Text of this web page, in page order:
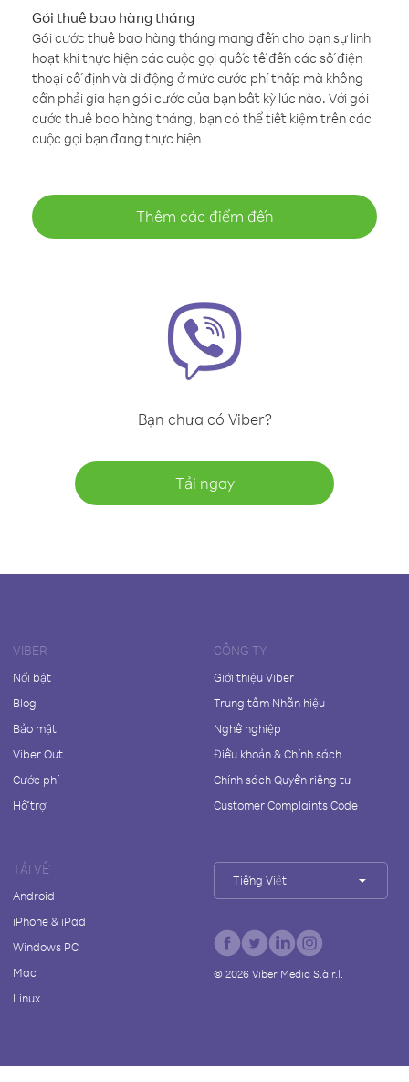
Gói thuê bao hàng tháng
Gói cước thuê bao hàng tháng mang đến cho bạn sự linh
hoạt khi thực hiện các cuộc gọi quốc tế đến các số điện
thoại cố định và di động ở mức cước phí thấp mà không
cần phải gia hạn gói cước của bạn bất kỳ lúc nào. Với gói
cước thuê bao hàng tháng, bạn có thể tiết kiệm trên các
cuộc gọi bạn đang thực hiện
Thêm các điểm đến
Bạn chưa có Viber?
Tải ngay
VIBER
Nổi bật
Blog
Bảo mật
Viber Out
Cước phí
Hỗ trợ
CÔNG TY
Giới thiệu Viber
Trung tâm Nhãn hiệu
Nghề nghiệp
Điều khoản & Chính sách
Chính sách Quyền riêng tư
Customer Complaints Code
TẢI VỀ
Android
iPhone & iPad
Windows PC
Mac
Linux
Tiếng Việt
© 2026Viber Media S.à r.l.